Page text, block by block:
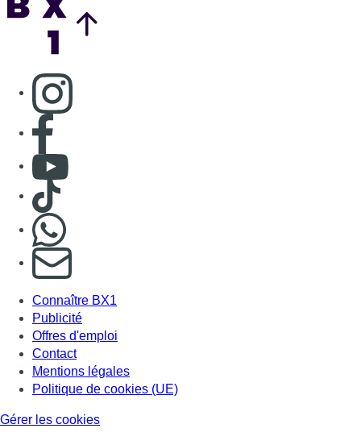
Consulter page Instagram
Consulter page Facebook
Consulter Youtube
Consulter TikTok
S'abonner à notre newsletter
Connaître BX1
Publicité
Offres d'emploi
Contact
Mentions légales
Politique de cookies (UE)
Gérer les cookies